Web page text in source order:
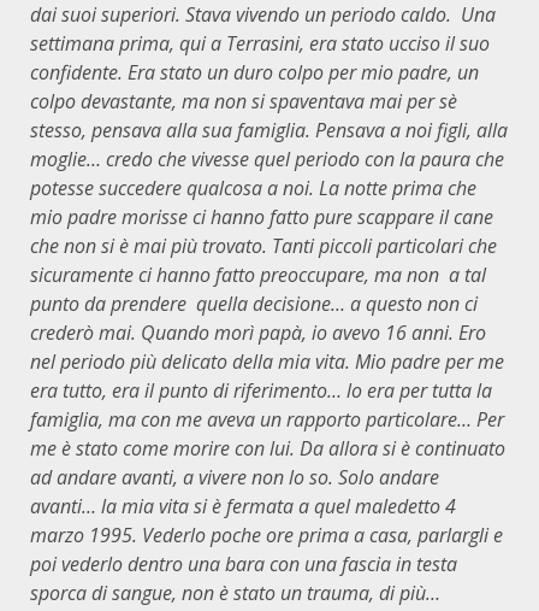
dai suoi superiori. Stava vivendo un periodo caldo. Una
settimana prima, qui a Terrasini, era stato ucciso il suo
confidente. Era stato un duro colpo per mio padre, un
colpo devastante, ma non si spaventava mai per sè
stesso, pensava alla sua famiglia. Pensava a noi figli, alla
moglie… credo che vivesse quel periodo con la paura che
potesse succedere qualcosa a noi. La notte prima che
mio padre morisse ci hanno fatto pure scappare il cane
che non si è mai più trovato. Tanti piccoli particolari che
sicuramente ci hanno fatto preoccupare, ma non a tal
punto da prendere quella decisione… a questo non ci
crederò mai. Quando morì papà, io avevo 16 anni. Ero
nel periodo più delicato della mia vita. Mio padre per me
era tutto, era il punto di riferimento… lo era per tutta la
famiglia, ma con me aveva un rapporto particolare… Per
me è stato come morire con lui. Da allora si è continuato
ad andare avanti, a vivere non lo so. Solo andare
avanti… la mia vita si è fermata a quel maledetto 4
marzo 1995. Vederlo poche ore prima a casa, parlargli e
poi vederlo dentro una bara con una fascia in testa
sporca di sangue, non è stato un trauma, di più…